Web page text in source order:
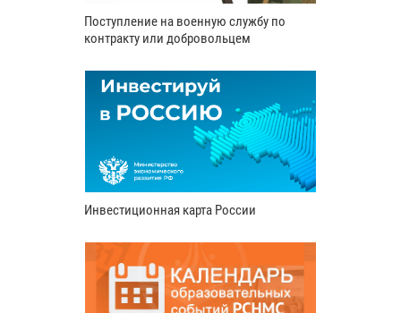
Поступление на военную службу по
контракту или добровольцем
Инвестиционная карта России